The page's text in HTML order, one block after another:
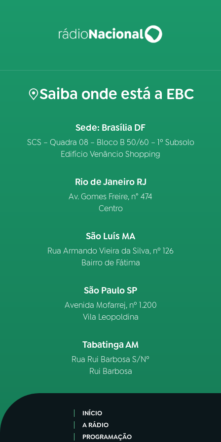
Saiba onde está a EBC
Sede: Brasília DF
SCS – Quadra 08 – Bloco B 50/60 – 1º Subsolo
Edifício Venâncio Shopping
Rio de Janeiro RJ
Av. Gomes Freire, n° 474
Centro
São Luís MA
Rua Armando Vieira da Silva, nº 126
Bairro de Fátima
São Paulo SP
Avenida Mofarrej, nº 1.200
Vila Leopoldina
Tabatinga AM
Rua Rui Barbosa S/Nº
Rui Barbosa
INÍCIO
A RÁDIO
PROGRAMAÇÃO